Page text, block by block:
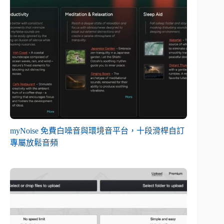
myNoise 免費白噪音與環境音平台，十段滑桿自訂
專屬放鬆音頻